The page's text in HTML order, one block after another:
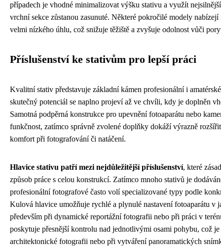
případech je vhodné minimalizovat výšku stativu a využít
vrchní sekce zůstanou zasunuté. Některé pokročilé modely
velmi nízkého úhlu, což snižuje těžiště a zvyšuje odolnost vůči
Příslušenství ke stativům pro lepší práci
Kvalitní stativ představuje základní kámen profesionální i
skutečný potenciál se naplno projeví až ve chvíli, kdy je doplněn
Samotná podpěrná konstrukce pro upevnění fotoaparátu nebo
funkčnost, zatímco správně zvolené doplňky dokáží výrazně
komfort při fotografování či natáčení.
Hlavice stativu patří mezi nejdůležitější příslušenství, které
způsob práce s celou konstrukcí. Zatímco mnoho stativů je
profesionální fotografové často volí specializované typy podle
Kulová hlavice umožňuje rychlé a plynulé nastavení fotoaparátu v
především při dynamické reportážní fotografii nebo při práci v
poskytuje přesnější kontrolu nad jednotlivými osami pohybu, což
architektonické fotografii nebo při vytváření panoramatických